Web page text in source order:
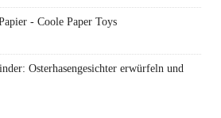
- Coole Paper Toys
Osterhasengesichter erwürfeln und